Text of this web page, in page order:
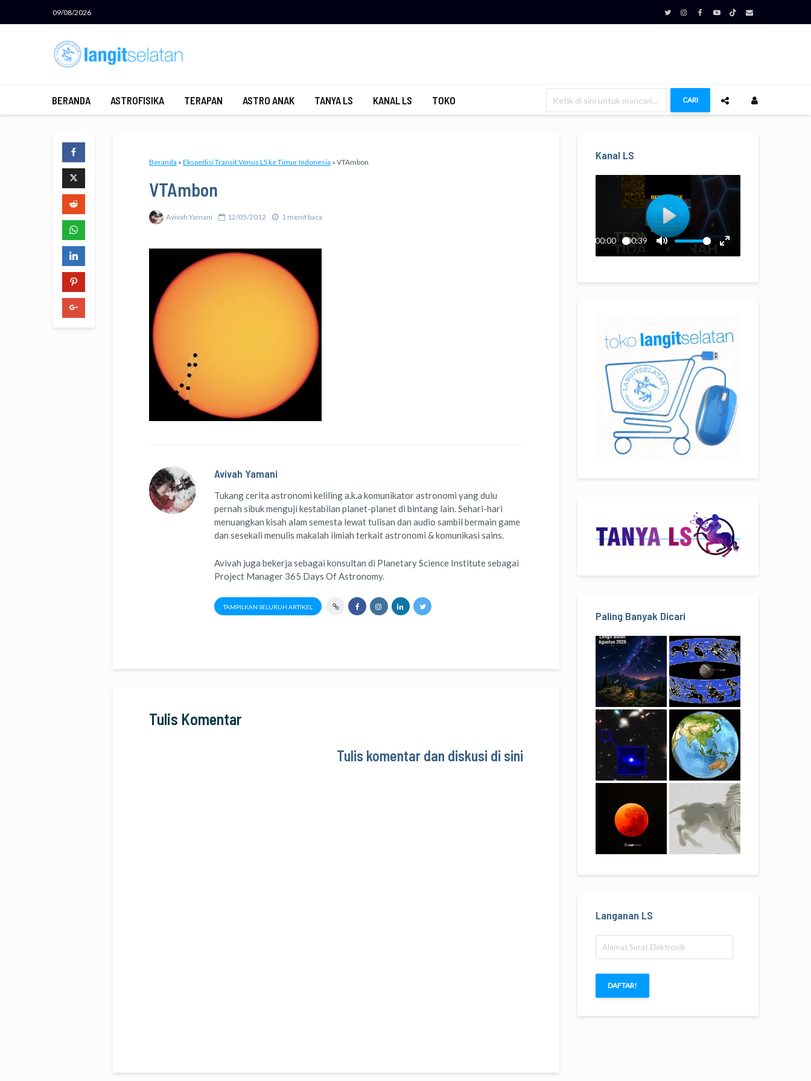
09/08/2026
BERANDA ASTROFISIKA TERAPAN ASTRO ANAK TANYA LS KANAL LS TOKO CARI
Beranda » Ekspedisi Transit Venus LS ke Timur Indonesia » VTAmbon
VTAmbon
Avivah Yamani 12/05/2012 1 menit baca
Avivah Yamani
Tukang cerita astronomi kelilinga.k.akomunikator astronomi yang dulu
pernah sibuk menguji kestabilan planet-planet di bintang lain. Sehari-hari
menuangkan kisah alam semesta lewattulisandanaudio sambil bermain game
dan sesekali menulismakalah ilmiah terkait astronomi &komunikasi sains.
Avivah juga bekerja sebagai konsultan di Planetary Science Institutesebagai
Project Manager 365 Days Of Astronomy.
TAMPILKAN SELURUH ARTIKEL
Tulis Komentar
Tulis komentar dan diskusi di sini
Kanal LS
Paling Banyak Dicari
Langanan LS
Surat
Elektronik
DAFTAR!